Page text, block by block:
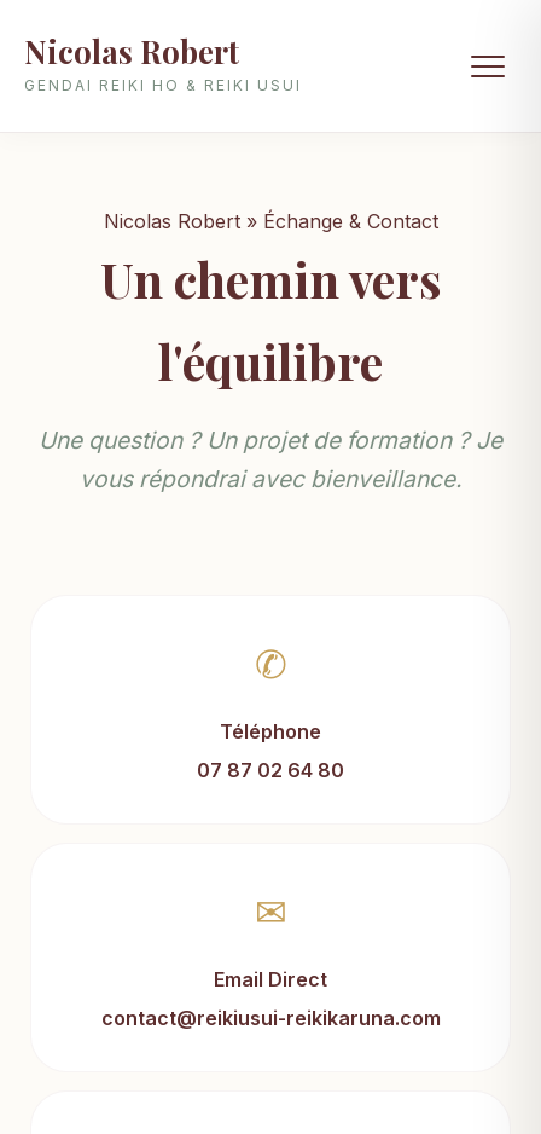
Nicolas Robert
GENDAI REIKI HO & REIKI USUI
Nicolas Robert » Échange & Contact
Un chemin vers
l'équilibre
Une question ? Un projet de formation ? Je
vous répondrai avec bienveillance.
✆
Téléphone
07 87 02 64 80
✉
Email Direct
contact@reikiusui-reikikaruna.com